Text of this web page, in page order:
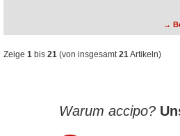
→
Zeige 1 bis 21 (von insgesamt21Artikeln)
Warum accipo?